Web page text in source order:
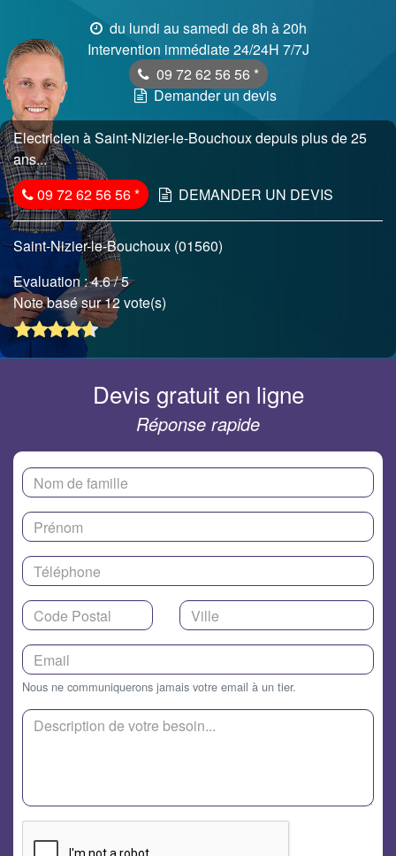
du lundi au samedi de 8h à 20h
Intervention immédiate 24/24H 7/7J
09 72 62 56 56 *
Demander un devis
Electricien à Saint-Nizier-le-Bouchoux depuis plus de 25
ans...
09 72 62 56 56* DEMANDER UN DEVIS
Saint-Nizier-le-Bouchoux (01560)
Evaluation :4.6/ 5
Note basé sur 12 vote(s)
Devis gratuit en ligne
Réponse rapide
Nous ne communiquerons jamais votre email à un tier.